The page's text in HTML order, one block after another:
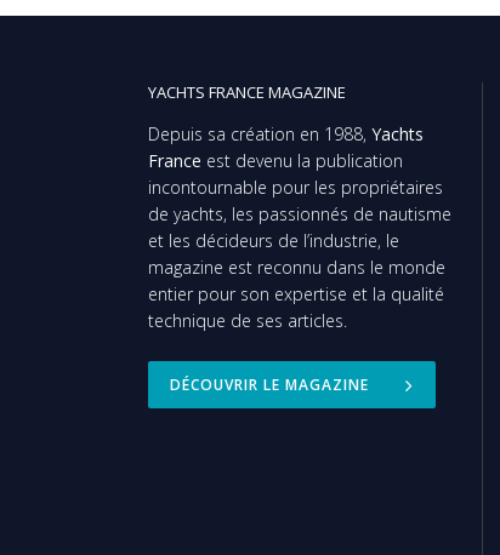
YACHTS FRANCE MAGAZINE
Depuis sa création en 1988, Yachts
France est devenu la publication
incontournable pour les propriétaires
de yachts, les passionnés de nautisme
et les décideurs de l’industrie, le
magazine est reconnu dans le monde
entier pour son expertise et la qualité
technique de ses articles.
DÉCOUVRIR LE MAGAZINE